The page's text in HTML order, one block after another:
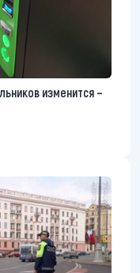
изменится –